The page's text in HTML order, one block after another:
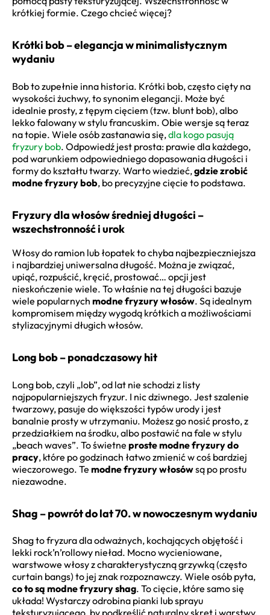
krótkiej formie. Czego chcieć więcej?
Krótki bob – elegancja w minimalistycznym
wydaniu
Bob to zupełnie inna historia. Krótki bob, często cięty na
wysokości żuchwy, to synonim elegancji. Może być
idealnie prosty, z tępym cięciem (tzw. blunt bob), albo
lekko falowany w stylu francuskim. Obie wersje są teraz
na topie. Wiele osób zastanawia się,dla kogo pasują
fryzury bob. Odpowiedź jest prosta: prawie dla każdego,
pod warunkiem odpowiedniego dopasowania długości i
formy do kształtu twarzy. Warto wiedzieć,gdzie zrobić
modne fryzury bob, bo precyzyjne cięcie to podstawa.
Fryzury dla włosów średniej długości –
wszechstronność i urok
Włosy do ramion lub łopatek to chyba najbezpieczniejsza
i najbardziej uniwersalna długość. Można je związać,
upiąć, rozpuścić, kręcić, prostować… opcji jest
nieskończenie wiele. To właśnie na tej długości bazuje
wiele popularnych modne fryzury włosów. Są idealnym
kompromisem między wygodą krótkich a możliwościami
stylizacyjnymi długich włosów.
Long bob – ponadczasowy hit
Long bob, czyli „lob”, od lat nie schodzi z listy
najpopularniejszych fryzur. I nic dziwnego. Jest szalenie
twarzowy, pasuje do większości typów urody i jest
banalnie prosty w utrzymaniu. Możesz go nosić prosto, z
przedziałkiem na środku, albo postawić na fale w stylu
„beach waves”. To świetne proste modne fryzury do
pracy, które po godzinach łatwo zmienić w coś bardziej
wieczorowego. Te modne fryzury włosówsą po prostu
niezawodne.
Shag – powrót do lat 70. w nowoczesnym wydaniu
Shag to fryzura dla odważnych, kochających objętość i
lekki rock’n’rollowy nieład. Mocno wycieniowane,
warstwowe włosy z charakterystyczną grzywką (często
curtain bangs) to jej znak rozpoznawczy. Wiele osób pyta,
co to są modne fryzury shag. To cięcie, które samo się
układa! Wystarczy odrobina pianki lub sprayu